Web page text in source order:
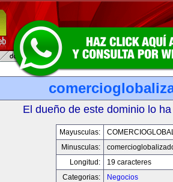
El dueño de este dominio lo
Mayusculas:
Minusculas:
Longitud:
19 caracteres
Categorias:
Negocios